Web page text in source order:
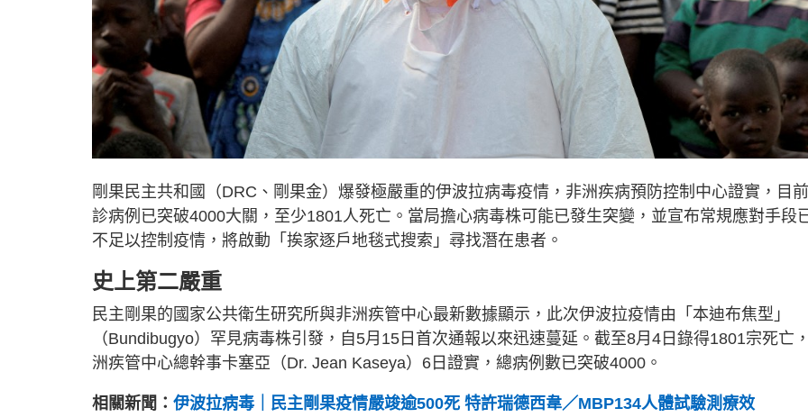
剛果民主共和國（DRC、剛果金）爆發極嚴重的伊波拉病毒疫情，非洲疾病預防控制中心證實，目
診病例已突破4000大關，至少1801人死亡。當局擔心病毒株可能已發生突變，並宣布常規應對手段
不足以控制疫情，將啟動「挨家逐戶地毯式搜索」尋找潛在患者。
史上第二嚴重
民主剛果的國家公共衛生研究所與非洲疾管中心最新數據顯示，此次伊波拉疫情由「本迪布焦型」
（Bundibugyo）罕見病毒株引發，自5月15日首次通報以來迅速蔓延。截至8月4日錄得1801宗死亡
洲疾管中心總幹事卡塞亞（Dr. Jean Kaseya）6日證實，總病例數已突破4000。
相關新聞： 伊波拉病毒｜民主剛果疫情嚴竣逾500死 特許瑞德西韋／MBP134人體試驗測療效